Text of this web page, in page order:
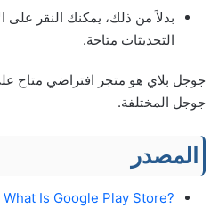
بدلاً من ذلك، يمكنك النقر على
التحديثات متاحة.
جوجل بلاي هو متجر افتراضي متاح
جوجل المختلفة.
المصدر
?What Is Google Play Store